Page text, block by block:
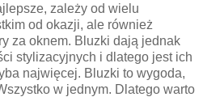
zależy od wielu
od okazji, ale również
za oknem. Bluzki dają jednak
stylizacyjnych i dlatego jest ich
najwięcej. Bluzki to wygoda,
w jednym. Dlatego warto